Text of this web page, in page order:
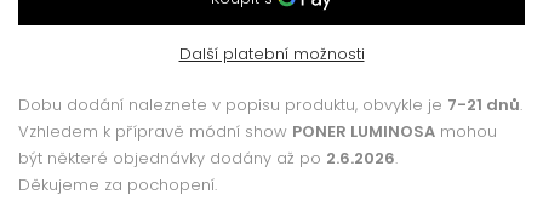
Další platební možnosti
Dobu dodání naleznete v popisu produktu, obvykle je 7-21 dnů.
Vzhledem k přípravě módní show PONER LUMINOSA mohou
být některé objednávky dodány až po 2.6.2026.
Děkujeme za pochopení.